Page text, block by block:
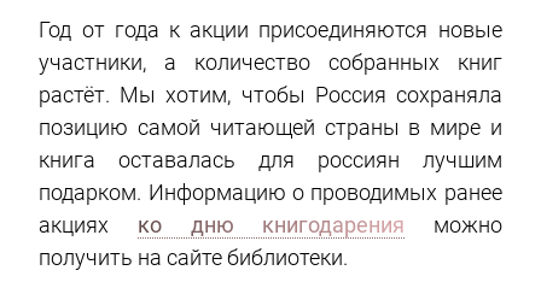
Год от года к акции присоединяются новые
участники, а количество собранных книг
растёт. Мы хотим, чтобы Россия сохраняла
позицию самой читающей страны в мире и
книга оставалась для россиян лучшим
подарком. Информацию о проводимых ранее
акциях ко дню книгодарения можно
получить на сайте библиотеки.